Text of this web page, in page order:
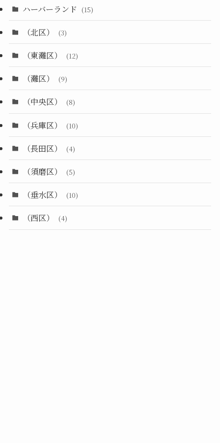
ハーバーランド (15)
（北区） (3)
（東灘区） (12)
（灘区） (9)
（中央区） (8)
（兵庫区） (10)
（長田区） (4)
（須磨区） (5)
（垂水区） (10)
（西区） (4)